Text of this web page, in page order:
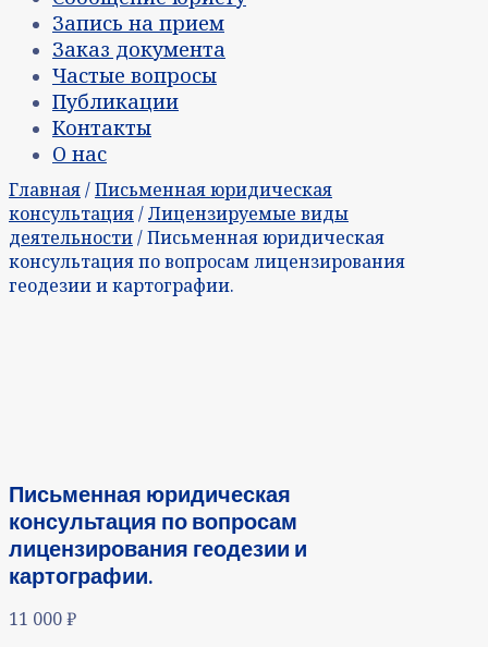
Запись на прием
Заказ документа
Частые вопросы
Публикации
Контакты
О нас
Главная/Письменная юридическая
консультация/Лицензируемые виды
деятельности/ Письменная юридическая
консультация по вопросам лицензирования
геодезии и картографии.
Письменная юридическая
консультация по вопросам
лицензирования геодезии и
картографии.
11 000₽